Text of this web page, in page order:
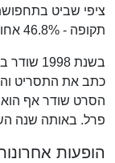
ציפי שביט
תקופה - 46.8% אחוזי צפייה.
כתב את התסריט
הסרט שודר אף הוא
פרל. באותה שנה
הופעות